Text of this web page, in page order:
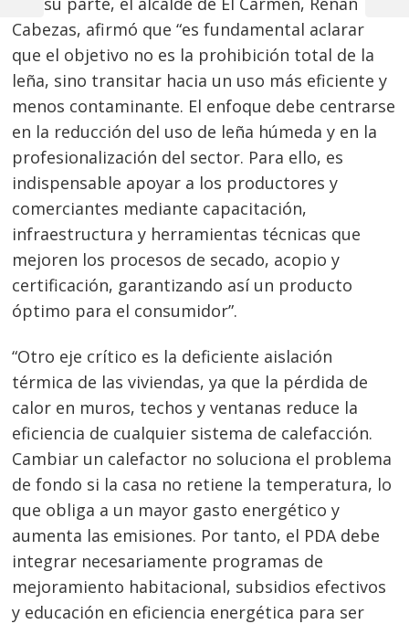
Cabezas, afirmó que “es fundamental aclarar
que el objetivo no es la prohibición total de la
leña, sino transitar hacia un uso más eficiente y
menos contaminante. El enfoque debe centrarse
en la reducción del uso de leña húmeda y en la
profesionalización del sector. Para ello, es
indispensable apoyar a los productores y
comerciantes mediante capacitación,
infraestructura y herramientas técnicas que
mejoren los procesos de secado, acopio y
certificación, garantizando así un producto
óptimo para el consumidor”.
“Otro eje crítico es la deficiente aislación
térmica de las viviendas, ya que la pérdida de
calor en muros, techos y ventanas reduce la
eficiencia de cualquier sistema de calefacción.
Cambiar un calefactor no soluciona el problema
de fondo si la casa no retiene la temperatura, lo
que obliga a un mayor gasto energético y
aumenta las emisiones. Por tanto, el PDA debe
integrar necesariamente programas de
mejoramiento habitacional, subsidios efectivos
y educación en eficiencia energética para ser
entradas